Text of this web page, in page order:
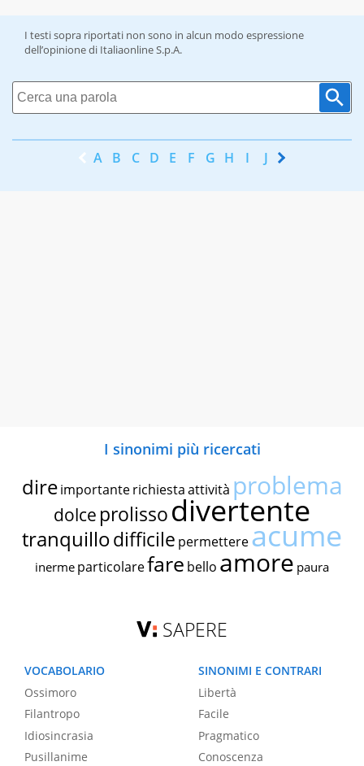
I testi sopra riportati non sono in alcun modo espressione
dell’opinione di Italiaonline S.p.A.
A B C D E F G H I J K
I sinonimi più ricercati
dire importante richiestaattività problema
dolce prolissodivertente
tranquillodifficile permettereacume
inerme particolarefare bello amore paura
SAPERE
VOCABOLARIO
Ossimoro
Filantropo
Idiosincrasia
Pusillanime
SINONIMI E CONTRARI
Libertà
Facile
Pragmatico
Conoscenza